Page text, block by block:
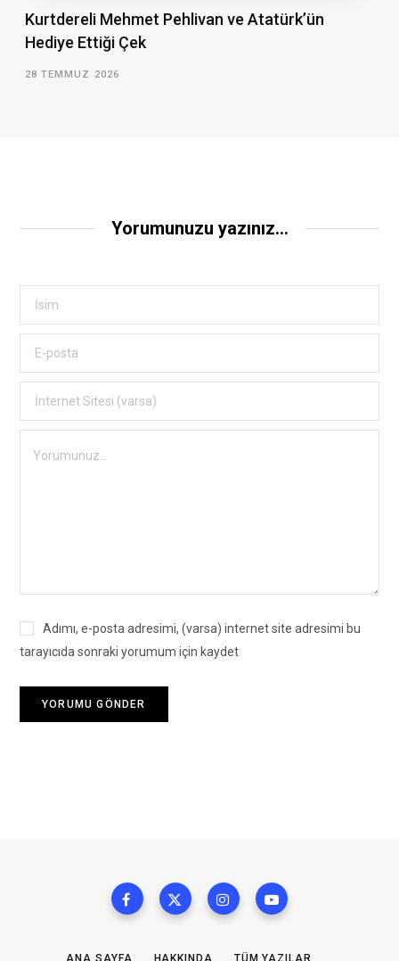
Kurtdereli Mehmet Pehlivan ve Atatürk’ün
Hediye Ettiği Çek
28 TEMMUZ 2026
Yorumunuzu yazınız...
Adımı, e-posta adresimi, (varsa) internet site adresimi bu
tarayıcıda sonraki yorumum için kaydet